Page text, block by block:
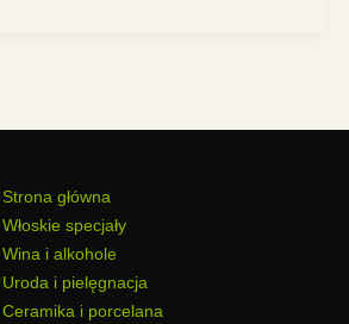
Strona główna
Włoskie specjały
Wina i alkohole
Uroda i pielęgnacja
Ceramika i porcelana